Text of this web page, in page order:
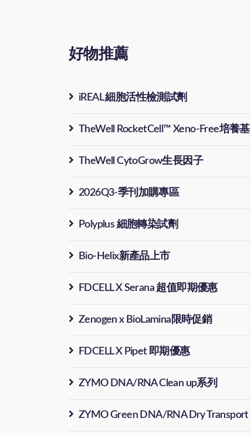
好物推薦
iREAL 細胞活性檢測試劑
TheWell RocketCell™ Xeno-Free培養基
TheWell CytoGrow生長因子
2026Q3-季刊加購專區
Polyplus 細胞轉染試劑
Bio-Helix新產品上市
FDCELL X Serana 超值即期優惠
Zenogen x BioLamina限時促銷
FDCELL X Pipet 即期優惠
ZYMO DNA/RNA Clean up系列
ZYMO Green DNA/RNA Dry Transport